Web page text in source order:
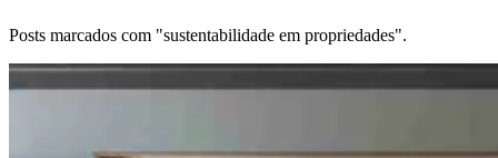
Posts marcados com "sustentabilidade em propriedades".